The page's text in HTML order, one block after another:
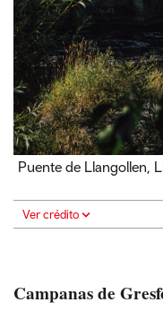
Puente de Llangollen,
Ver crédito
Campanas de